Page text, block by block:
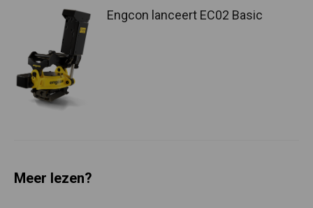
Engcon lanceert EC02 Basic
Meer lezen?